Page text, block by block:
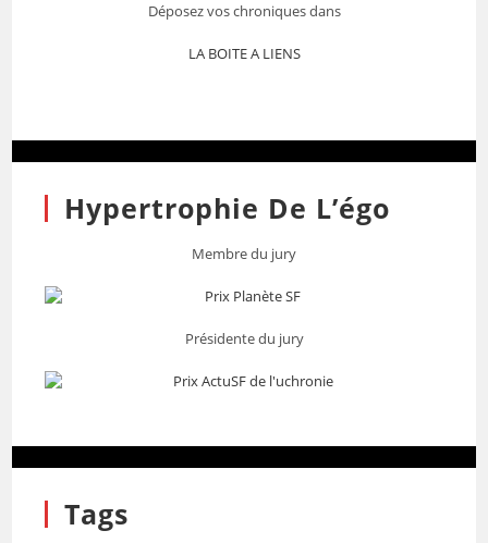
Déposez vos chroniques dans
LA BOITE A LIENS
Hypertrophie De L’égo
Membre du jury
Présidente du jury
Tags